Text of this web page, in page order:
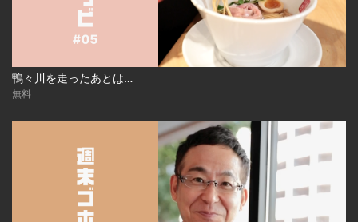
鴨々川を走ったあとは…
無料